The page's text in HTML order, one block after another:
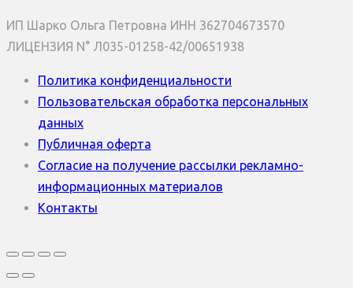
ИП Шарко Ольга Петровна ИНН 362704673570
ЛИЦЕНЗИЯ N° Л035-01258-42/00651938
Политика конфиденциальности
Пользовательская обработка персональных
данных
Публичная оферта
Согласие на получение рассылки рекламно-
информационных материалов
Контакты